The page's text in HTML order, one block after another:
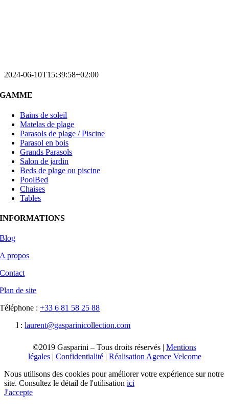
2024-06-10T15:39:58+02:00
GAMME
Bains de soleil
Matelas de plage
Parasols de plage / Piscine
Parasol en bois
Grands Parasols
Salon de jardin
Beds de plage ou piscine
PoolBed
Chaises
Tables
INFORMATIONS
Blog
A propos
Contact
Plan de site
Téléphone :+33 6 81 58 25 88‬
Email :laurent@gasparinicollection.com
©2019 Gasparini – Tous droits réservés | Mentions
légales| Confidentialité| Réalisation Agence Velcome
Nous utilisons des cookies pour améliorer votre expérience sur notre
site. Consultez le détail de l'utilisation ici
J'accepte